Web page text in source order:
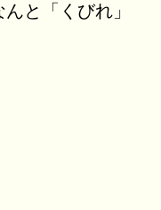
と「くびれ」